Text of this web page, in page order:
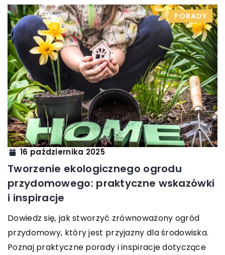
PORADY
16 października 2025
Tworzenie ekologicznego ogrodu
przydomowego: praktyczne wskazówki
i inspiracje
Dowiedz się, jak stworzyć zrównoważony ogród
przydomowy, który jest przyjazny dla środowiska.
Poznaj praktyczne porady i inspiracje dotyczące